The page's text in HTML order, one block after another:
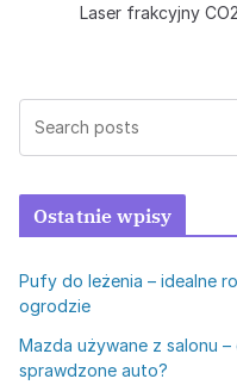
Laser frakcyjny
Ostatnie wpisy
Pufy do leżenia – idealne
ogrodzie
Mazda używane z salonu
sprawdzone auto?